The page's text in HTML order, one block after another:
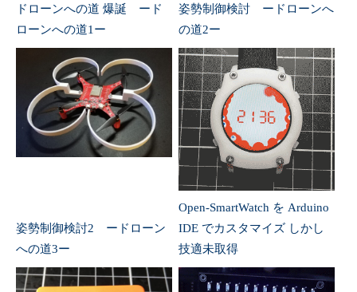
ドローンへの道 爆誕 ード
ローンへの道1ー
姿勢制御検討 ードローンへ
の道2ー
姿勢制御検討2 ードローン
への道3ー
Open-SmartWatch を Arduino
IDE でカスタマイズ しかし
技適未取得